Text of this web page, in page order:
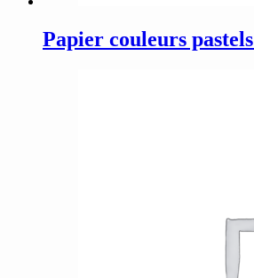
Papier couleurs pastels